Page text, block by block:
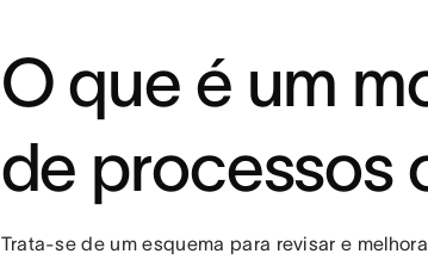
O que é um
de processos
Trata-se de um esquema para revisar e